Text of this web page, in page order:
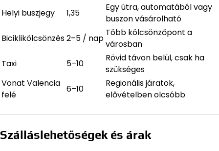
Helyi buszjegy
1,35
Egy útra, automatából vagy
buszon vásárolható
Biciklikölcsönzés2–5 / nap
Több kölcsönzőpont a
városban
Taxi
5–10
Rövid távon belül, csak ha
szükséges
Vonat Valencia
felé
6–10
Regionális járatok,
elővételben olcsóbb
Szálláslehetőségek és árak